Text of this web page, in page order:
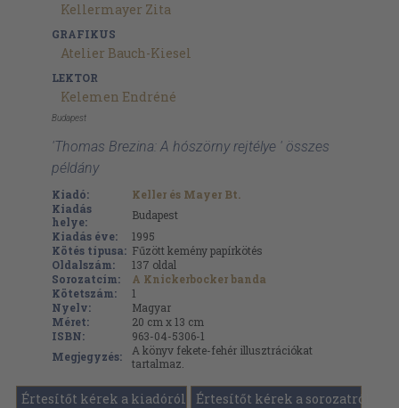
Kellermayer Zita
GRAFIKUS
Atelier Bauch-Kiesel
LEKTOR
Kelemen Endréné
Budapest
'Thomas Brezina: A hószörny rejtélye ' összes
példány
Kiadó:
Keller és Mayer Bt.
Kiadás
helye:
Budapest
Kiadás éve:
1995
Kötés típusa: Fűzött kemény papírkötés
Oldalszám:
137 oldal
Sorozatcím:
A Knickerbocker banda
Kötetszám:
1
Nyelv:
Magyar
Méret:
20 cm x 13 cm
ISBN:
963-04-5306-1
Megjegyzés:
A könyv fekete-fehér illusztrációkat
tartalmaz.
Értesítőt kérek a kiadóról Értesítőt kérek a sorozatról